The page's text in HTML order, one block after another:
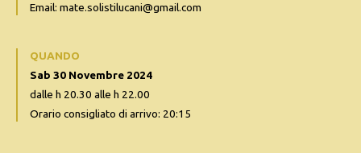
Email: mate.solistilucani@gmail.com
QUANDO
Sab 30 Novembre 2024
dalle h 20.30 alle h 22.00
Orario consigliato di arrivo: 20:15